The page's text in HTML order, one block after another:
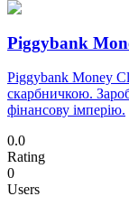
Piggybank
Piggybank Money
скарбничкою.
фінансову імперію.
0.0
Rating
0
Users